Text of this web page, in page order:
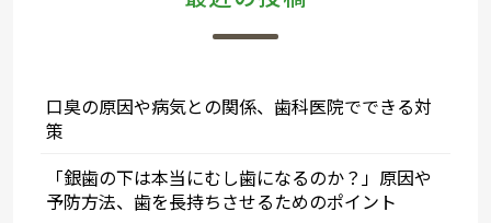
口臭の原因や病気との関係、歯科医院でできる対
策
「銀歯の下は本当にむし歯になるのか？」原因や
予防方法、歯を長持ちさせるためのポイント